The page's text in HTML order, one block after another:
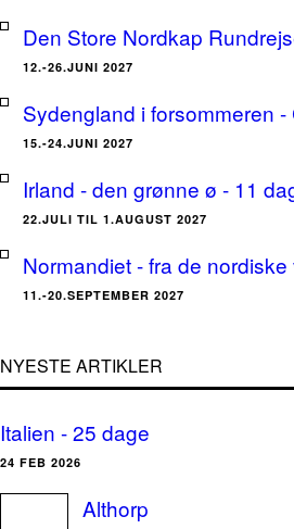
Den Store Nordkap
12.-26.JUNI 2027
Sydengland i forsommeren
15.-24.JUNI 2027
Irland - den grønne ø - 11
22.JULI TIL 1.AUGUST 2027
Normandiet - fra de
11.-20.SEPTEMBER 2027
NYESTE ARTIKLER
Italien - 25 dage
24 FEB 2026
Althorp